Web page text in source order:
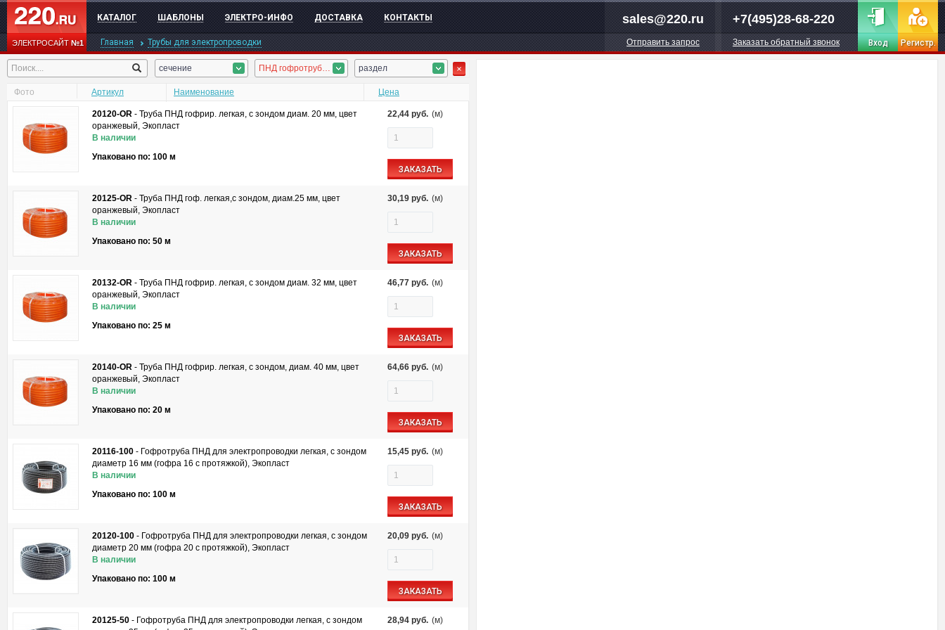
ЭЛЕКТРОСАЙТ№1
КАТАЛОГ ШАБЛОНЫ ЭЛЕКТРО-ИНФО ДОСТАВКА КОНТАКТЫ sales@220.ru
Отправить запрос
+7(495)28-68-220
Заказать обратный звонок Вход Регистр.
Главная Трубы для электропроводки
сечение ПНД гофротруба, ПНД труба раздел
Фото Артикул Наименование Цена
20120-OR - Труба ПНД гофрир. легкая, с зондом диам. 20 мм, цвет
оранжевый, Экопласт
В наличии
Упаковано по: 100 м
22,44 руб. (м)
ЗАКАЗАТЬ
20125-OR - Труба ПНД гоф. легкая,с зондом, диам.25 мм, цвет
оранжевый, Экопласт
В наличии
Упаковано по: 50 м
30,19 руб. (м)
ЗАКАЗАТЬ
20132-OR - Труба ПНД гофрир. легкая, с зондом диам. 32 мм, цвет
оранжевый, Экопласт
В наличии
Упаковано по: 25 м
46,77 руб. (м)
ЗАКАЗАТЬ
20140-OR - Труба ПНД гофрир. легкая, с зондом, диам. 40 мм, цвет
оранжевый, Экопласт
В наличии
Упаковано по: 20 м
64,66 руб. (м)
ЗАКАЗАТЬ
20116-100 - Гофротруба ПНД для электропроводки легкая, с зондом
диаметр 16 мм (гофра 16 с протяжкой), Экопласт
В наличии
Упаковано по: 100 м
15,45 руб. (м)
ЗАКАЗАТЬ
20120-100 - Гофротруба ПНД для электропроводки легкая, с зондом
диаметр 20 мм (гофра 20 с протяжкой), Экопласт
В наличии
Упаковано по: 100 м
20,09 руб. (м)
ЗАКАЗАТЬ
20125-50 - Гофротруба ПНД для электропроводки легкая, с зондом
28,94 руб. (м)